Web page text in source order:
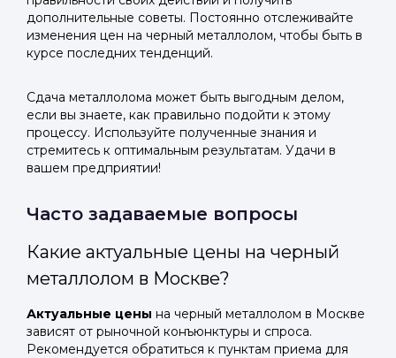
дополнительные советы. Постоянно отслеживайте
изменения цен на черный металлолом, чтобы быть в
курсе последних тенденций.
Сдача металлолома может быть выгодным делом,
если вы знаете, как правильно подойти к этому
процессу. Используйте полученные знания и
стремитесь к оптимальным результатам. Удачи в
вашем предприятии!
Часто задаваемые вопросы
Какие актуальные цены на черный
металлолом в Москве?
Актуальные цены на черный металлолом в Москве
зависят от рыночной конъюнктуры и спроса.
Рекомендуется обратиться к пунктам приема для